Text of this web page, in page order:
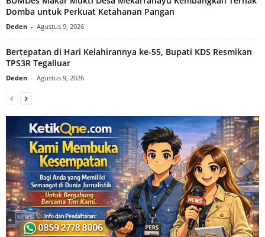
Domba untuk Perkuat Ketahanan Pangan
Deden - Agustus 9, 2026
Bertepatan di Hari Kelahirannya ke-55, Bupati KDS Resmikan
TPS3R Tegalluar
Deden - Agustus 9, 2026